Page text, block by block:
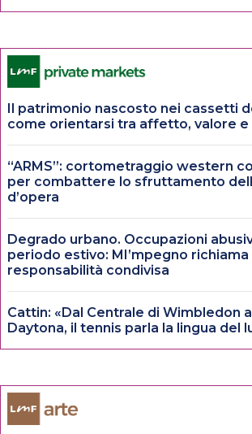
Il patrimonio nascosto nei cassetti
come orientarsi tra affetto, valore
“ARMS”: cortometraggio western
per combattere lo sfruttamento
d’opera
Degrado urbano. Occupazioni
periodo estivo: MI’mpegno richiama
responsabilità condivisa
Cattin: «Dal Centrale di Wimbledon
Daytona, il tennis parla la lingua del